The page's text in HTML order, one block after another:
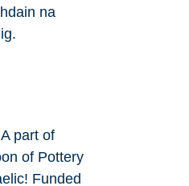
na
part of
of Pottery
Funded